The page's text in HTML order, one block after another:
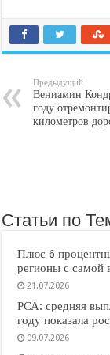
Предыдущий
Вениамин
году
километров
Статьи по
Плюс 6
регионы с самой
21.07.2026
РСА: средняя
году показала
09.07.2026